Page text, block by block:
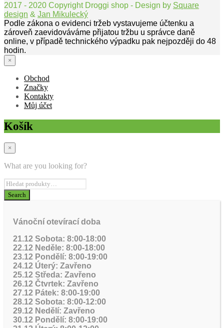
2017 - 2020 Copyright Droggi shop - Design by Square
design & Jan Mikulecký
Podle zákona o evidenci tržeb vystavujeme účtenku a
zároveň zaevidováváme přijatou tržbu u správce daně
online, v případě technického výpadku pak nejpozději do 48
hodin.
×
Obchod
Značky
Kontakty
Můj účet
Košík
×
What are you looking for?
Vánoční otevírací doba
21.12 Sobota: 8:00-18:00
22.12 Neděle: 8:00-18:00
23.12 Pondělí: 8:00-19:00
24.12 Úterý: Zavřeno
25.12 Středa: Zavřeno
26.12 Čtvrtek: Zavřeno
27.12 Pátek: 8:00-19:00
28.12 Sobota: 8:00-12:00
29.12 Nedělí: Zavřeno
30.12 Pondělí: 8:00-19:00